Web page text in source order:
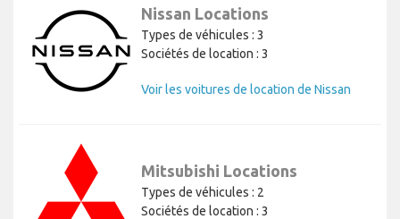
Nissan Locations
Types de véhicules : 3
Sociétés de location : 3
Voir les voitures de location de Nissan
Mitsubishi Locations
Types de véhicules : 2
Sociétés de location : 3